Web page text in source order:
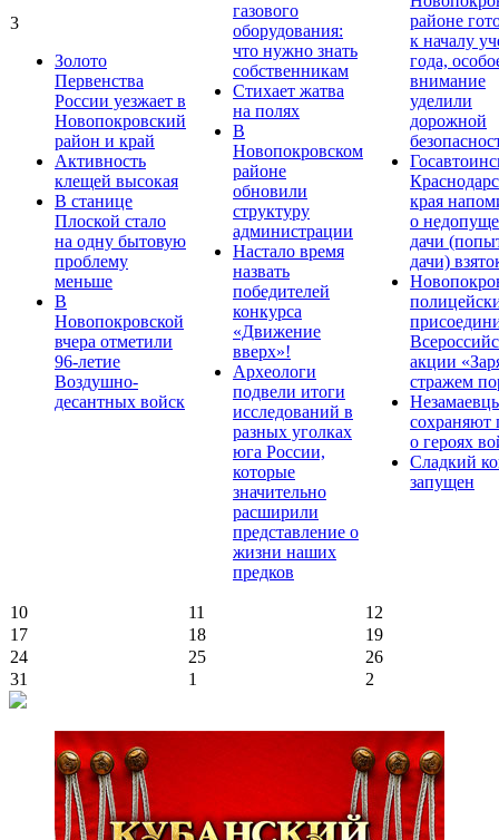
3
Золото
Первенства
России уезжает в
Новопокровский
район и край
Активность
клещей высокая
В станице
Плоской стало
на одну бытовую
проблему
меньше
В
Новопокровской
вчера отметили
96-летие
Воздушно-
десантных войск
газового
оборудования:
что нужно знать
собственникам
Стихает жатва
на полях
В
Новопокровском
районе
обновили
структуру
администрации
Настало время
назвать
победителей
конкурса
«Движение
вверх»!
Археологи
подвели итоги
исследований в
разных уголках
юга России,
которые
значительно
расширили
представление о
жизни наших
предков
районе
к началу
года,
внимание
уделили
дорожной
края
о
дачи
дачи)
акции
стражем
сохраняют
о героях
Сладкий
запущен
10 11
12
17
18
19
24
25
26
31
1 2